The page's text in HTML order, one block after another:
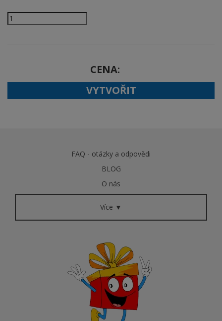
CENA
VYTVOŘIT
FAQ - otázky a odpovědi
BLOG
O nás
Více ▼